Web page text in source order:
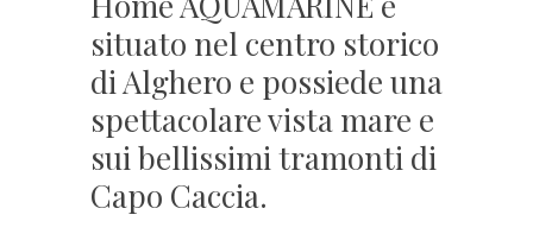
situato nel centro storico
di Alghero e possiede una
spettacolare vista mare e
sui bellissimi tramonti di
Capo Caccia.